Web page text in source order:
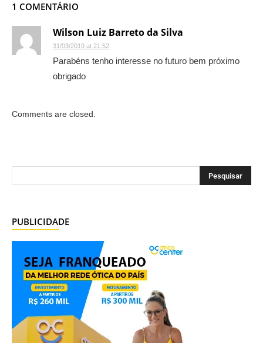
1 COMENTÁRIO
Wilson Luiz Barreto da Silva
31/03/2019 at 21:52
Parabéns tenho interesse no futuro bem próximo
obrigado
Comments are closed.
PUBLICIDADE